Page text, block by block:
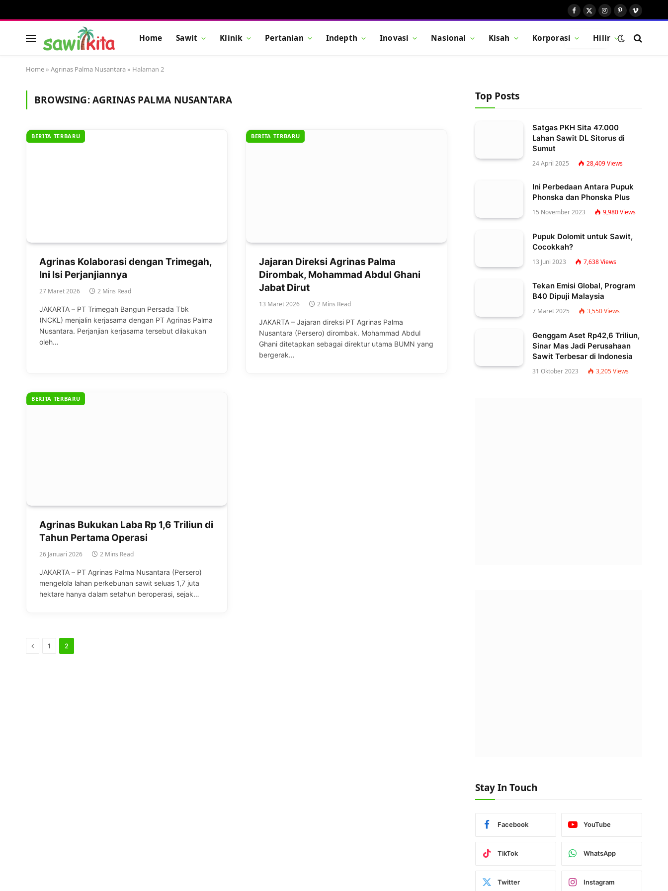
Facebook
X
Instagram
Pinterest
Vimeo
Home Sawit Klinik Pertanian Indepth Inovasi Nasional Kisah Korporasi Hilir
BUTTON
Home » Agrinas Palma Nusantara » Halaman 2
BROWSING:AGRINAS PALMA NUSANTARA
BERITA TERBARU
Agrinas Kolaborasi dengan Trimegah,
Ini Isi Perjanjiannya
27 Maret 2026 2 Mins Read
JAKARTA – PT Trimegah Bangun Persada Tbk
(NCKL) menjalin kerjasama dengan PT Agrinas Palma
Nusantara. Perjanjian kerjasama tersebut dilakukan
oleh…
BERITA TERBARU
Jajaran Direksi Agrinas Palma
Dirombak, Mohammad Abdul Ghani
Jabat Dirut
13 Maret 2026 2 Mins Read
JAKARTA – Jajaran direksi PT Agrinas Palma
Nusantara (Persero) dirombak. Mohammad Abdul
Ghani ditetapkan sebagai direktur utama BUMN yang
bergerak…
BERITA TERBARU
Agrinas Bukukan Laba Rp 1,6 Triliun di
Tahun Pertama Operasi
26 Januari 2026 2 Mins Read
JAKARTA – PT Agrinas Palma Nusantara (Persero)
mengelola lahan perkebunan sawit seluas 1,7 juta
hektare hanya dalam setahun beroperasi, sejak…
Previous
1 2
Top Posts
Satgas PKH Sita 47.000
Lahan Sawit DL Sitorus di
Sumut
24 April 2025 28,409Views
Ini Perbedaan Antara Pupuk
Phonska dan Phonska Plus
15 November 2023 9,980Views
Pupuk Dolomit untuk Sawit,
Cocokkah?
13 Juni 2023 7,638Views
Tekan Emisi Global, Program
B40 Dipuji Malaysia
7 Maret 2025 3,550Views
Genggam Aset Rp42,6 Triliun,
Sinar Mas Jadi Perusahaan
Sawit Terbesar di Indonesia
31 Oktober 2023 3,205Views
Stay In Touch
Facebook YouTube
TikTok WhatsApp
Twitter Instagram